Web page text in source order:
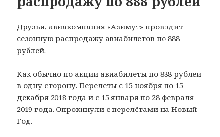
Друзья, авиакомпания «Азимут» проводит
сезонную распродажу авиабилетов по 888
рублей.
Как обычно по акции авиабилеты по 888 рублей
в одну сторону. Перелеты с 15 ноября по 15
декабря 2018 года и с 15 января по 28 февраля
2019 года. Опрокинули с перелётами на Новый
Год.